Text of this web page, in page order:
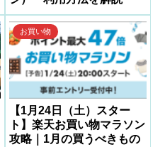
お買い物
【1月24日（土）スター
ト】楽天お買い物マラソン
攻略｜1月の買うべきもの